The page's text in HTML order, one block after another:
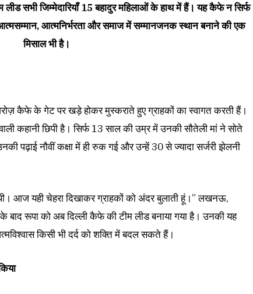
सभी जिम्मेदारियाँ 15 बहादुर महिलाओं के हाथ में हैं। यह कैफे न सिर्फ
आत्मनिर्भरता और समाज में सम्मानजनक स्थान बनाने की एक
मिसाल भी है।
कैफे के गेट पर खड़े होकर मुस्कराते हुए ग्राहकों का स्वागत करती हैं।
कहानी छिपी है। सिर्फ 13 साल की उम्र में उनकी सौतेली मां ने सोते
पढ़ाई नौवीं कक्षा में ही रुक गई और उन्हें 30 से ज्यादा सर्जरी झेलनी
आज यही चेहरा दिखाकर ग्राहकों को अंदर बुलाती हूं।” लखनऊ,
रूपा को अब दिल्ली कैफे की टीम लीड बनाया गया है। उनकी यह
किसी भी दर्द को शक्ति में बदल सकते हैं।